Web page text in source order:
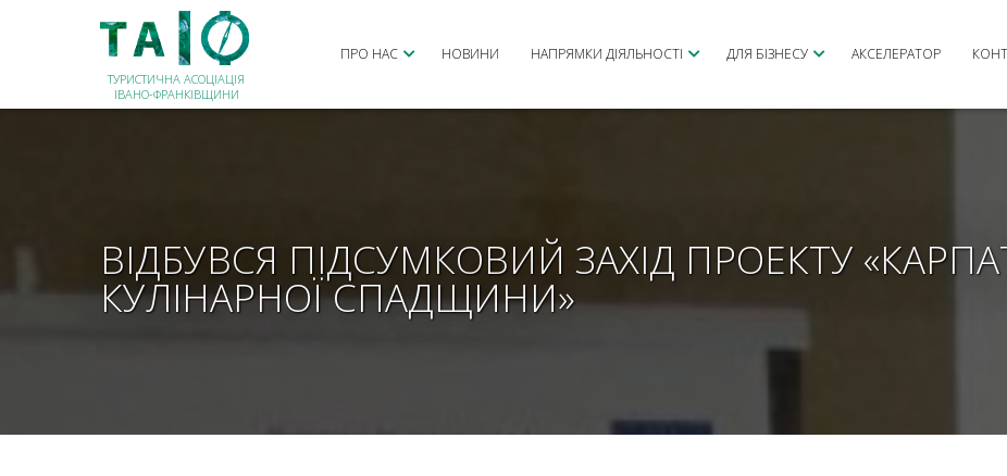
ТУРИСТИЧНА АСОЦІАЦІЯ
ІВАНО-ФРАНКІВЩИНИ
ПРО НАС НОВИНИ НАПРЯМКИ ДІЯЛЬНОСТІ ДЛЯ БІЗНЕСУ АКСЕЛЕРАТОР
ВІДБУВСЯ ПІДСУМКОВИЙ ЗАХІД ПРОЕКТУ
КУЛІНАРНОЇ СПАДЩИНИ»